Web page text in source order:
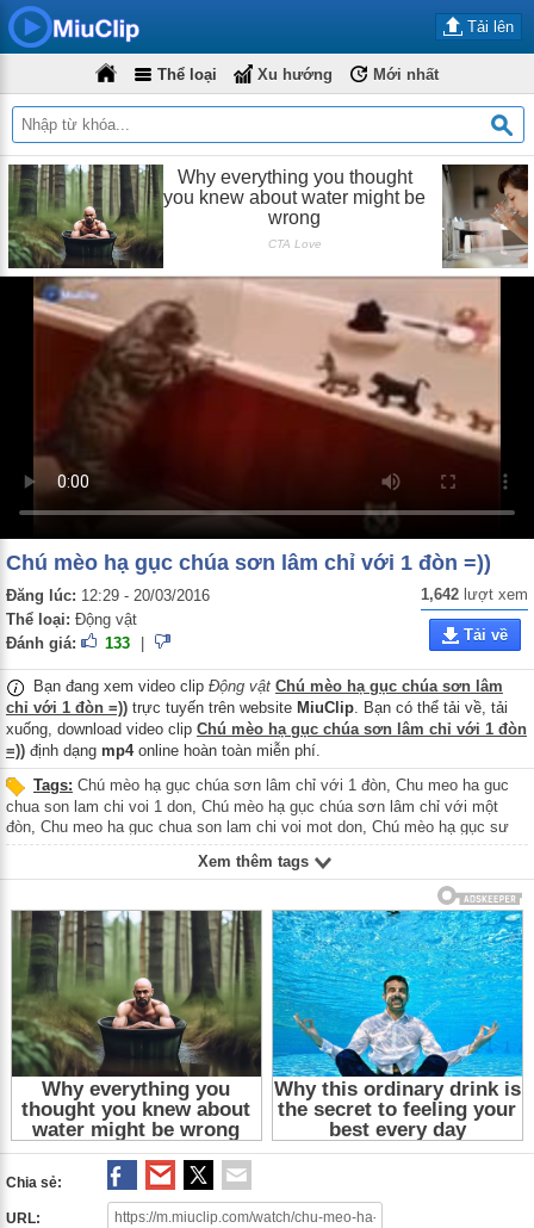
Tải lên
Thể loại Xu hướng Mới nhất
Chú mèo hạ gục chúa sơn lâm chỉ với 1 đòn =))
Đăng lúc: 12:29 - 20/03/2016
Thể loại: Động vật
Đánh giá:
133
1,642 lượt xem
Tải về
Bạn đang xem video clip Động vật Chú mèo hạ gục chúa sơn lâm
chỉ với 1 đòn =)) trực tuyến trên website MiuClip. Bạn có thể tải về, tải
xuống, download video clip Chú mèo hạ gục chúa sơn lâm chỉ với 1 đòn
=)) định dạng mp4online hoàn toàn miễn phí.
Tags: Chú mèo hạ gục chúa sơn lâm chỉ với 1 đòn, Chu meo ha guc
chua son lam chi voi 1 don Chú mèo hạ gục chúa sơn lâm chỉ với một
đòn Chu meo ha guc chua son lam chi voi mot don Chú mèo hạ gục sư
tử chỉ với 1 đòn,Chu meo ha guc su tu chi voi 1 don,Chú mèo hạ gục sư
Chu meo ha guc su tu chi voi mot don
Xem thêm tags
Chia sẻ:
URL: